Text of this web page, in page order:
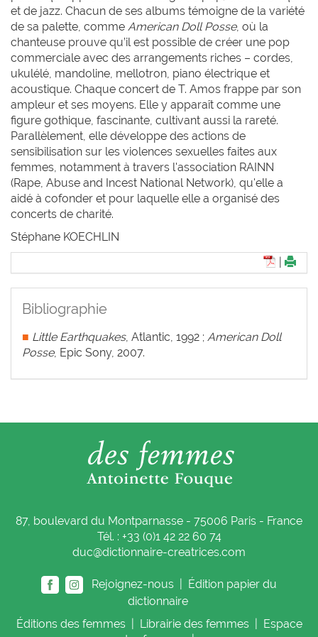
et de jazz. Chacun de ses albums témoigne de la variété
de sa palette, comme American Doll Posse, où la
chanteuse prouve qu’il est possible de créer une pop
commerciale avec des arrangements riches – cordes,
ukulélé, mandoline, mellotron, piano électrique et
acoustique. Chaque concert de T. Amos frappe par son
ampleur et ses moyens. Elle y apparaît comme une
figure gothique, fascinante, cultivant aussi la rareté.
Parallèlement, elle développe des actions de
sensibilisation sur les violences sexuelles faites aux
femmes, notamment à travers l'association RAINN
(Rape, Abuse and Incest National Network), qu'elle a
aidé à cofonder et pour laquelle elle a organisé des
concerts de charité.
Stéphane KOECHLIN
Bibliographie
■ Little Earthquakes, Atlantic, 1992 ; American Doll
Posse, Epic Sony, 2007.
87, boulevard du Montparnasse - 75006 Paris - France
Tél. : +33 (0)1 42 22 60 74
duc@dictionnaire-creatrices.com
Rejoignez-nous |
Édition papier du
dictionnaire
Éditions des femmes Librairie des femmes
Espace